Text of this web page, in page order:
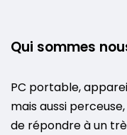
Qui sommes
PC portable,
mais aussi
de répondre à un